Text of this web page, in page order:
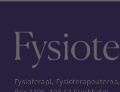
Fysioterapi, Fysioterapeuterna,